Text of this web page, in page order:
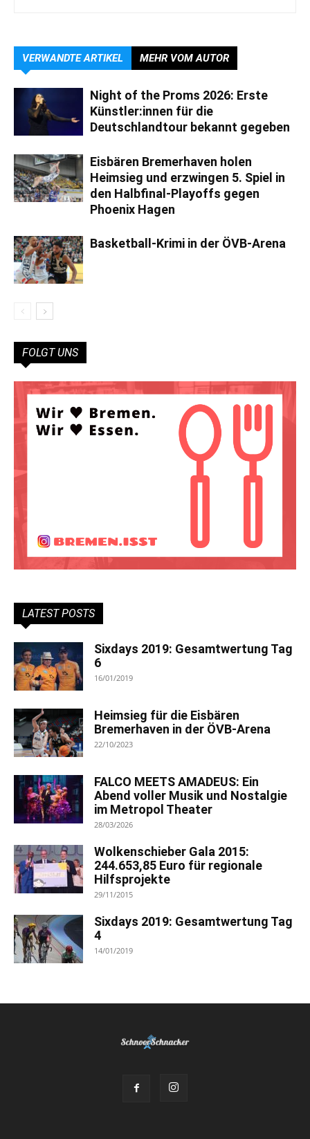
VERWANDTE ARTIKEL MEHR VOM AUTOR
Night of the Proms 2026: Erste
Künstler:innen für die
Deutschlandtour bekannt gegeben
Eisbären Bremerhaven holen
Heimsieg und erzwingen 5. Spiel in
den Halbfinal-Playoffs gegen
Phoenix Hagen
Basketball-Krimi in der ÖVB-Arena
FOLGT UNS
LATEST POSTS
Sixdays 2019: Gesamtwertung Tag
6
16/01/2019
Heimsieg für die Eisbären
Bremerhaven in der ÖVB-Arena
22/10/2023
FALCO MEETS AMADEUS: Ein
Abend voller Musik und Nostalgie
im Metropol Theater
28/03/2026
Wolkenschieber Gala 2015:
244.653,85 Euro für regionale
Hilfsprojekte
29/11/2015
Sixdays 2019: Gesamtwertung Tag
4
14/01/2019